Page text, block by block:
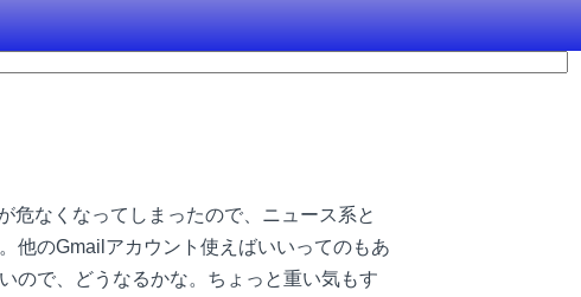
危なくなってしまったので、ニュース系と
他のGmailアカウント使えばいいってのもあ
ので、どうなるかな。ちょっと重い気もす